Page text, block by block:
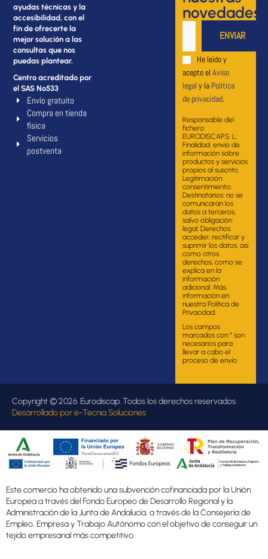
ayudas técnicas y la
accesibilidad, con el
fin de ofrecerte la
mejor solución a las
consultas que nos
puedas plantear.
Centro acreditado por
el SAS Nº533
Envío gratuito
Compra en tienda
física
Servicios
postventa
novedades
He leido y
acepto el Aviso
legal y la Política
de privacidad.
Responsable del
fichero:
EURODISCAP.S. L;
Finalidad: envío de
información sobre
productos y servicios
propios al suscrito.
Legitimación:
consentimiento;
Destinatarios: no se
comunicarán los
datos a terceros,
salvo obligación
legal; Derechos:
acceder, rectificar y
suprimir los datos, así
como otros
derechos, como se
explica en la
información
adicional. Más
información en
nuestra Política de
Privacidad.
Los campos
marcados con * son
necesarios para
llevar a cabo el
proceso de envío.
Copyright © 2026. Eurodiscap. Todos los derechos reservados.
Desarrollado pore-Tecnia Soluciones
Este comercio ha obtenido una subvención cofinanciada por la Unión
Europea a través del Fondo Europeo de Desarrollo Regional y la
Administración de la Junta de Andalucía, a través de la Consejería de
Empleo, Empresa y Trabajo Autónomo con el objetivo de conseguir un
tejido empresarial más competitivo.